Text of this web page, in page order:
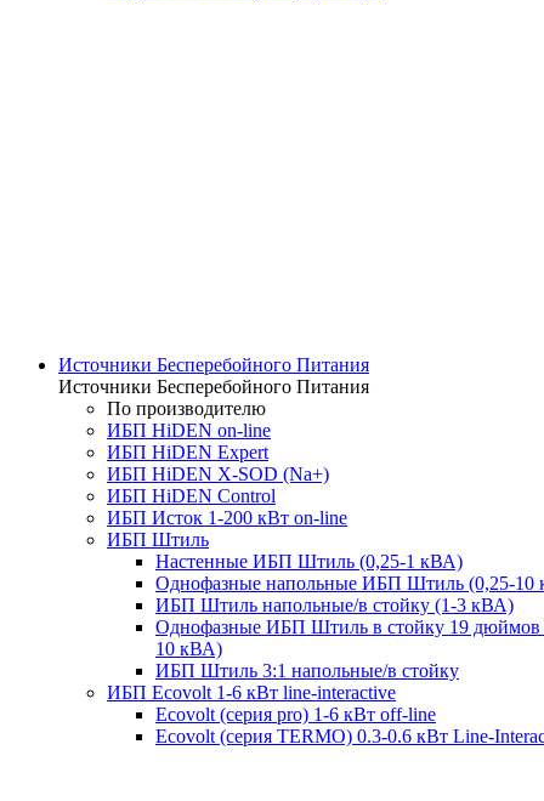
Источники Бесперебойного Питания
Источники Бесперебойного Питания
По производителю
ИБП HiDEN on-line
ИБП HiDEN Expert
ИБП HiDEN X-SOD (Na+)
ИБП HiDEN Control
ИБП Исток 1-200 кВт on-line
ИБП Штиль
Настенные ИБП Штиль (0,25-1 кВА)
Однофазные напольные ИБП Штиль (0,25-10
ИБП Штиль напольные/в стойку (1-3 кВА)
Однофазные ИБП Штиль в стойку 19 дюймов
10 кВА)
ИБП Штиль 3:1 напольные/в стойку
ИБП Ecovolt 1-6 кВт line-interactive
Ecovolt (серия pro) 1-6 кВт off-line
Ecovolt (серия TERMO) 0.3-0.6 кВт Line-